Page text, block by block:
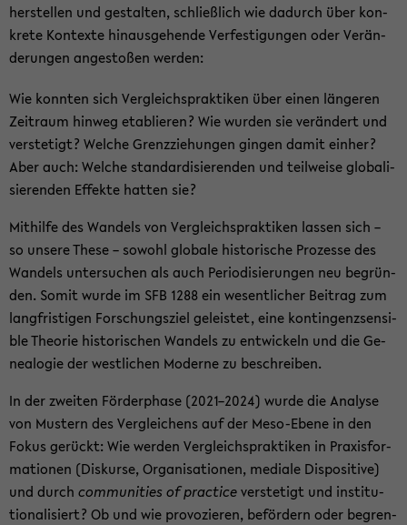
her­stel­len und ge­stal­ten, schließ­lich wie da­durch über kon­
kre­te Kon­tex­te hin­aus­ge­hen­de Ver­fes­ti­gun­gen oder Ver­än­
de­run­gen an­ge­sto­ßen wer­den:
Wie konn­ten sich Ver­gleichs­prak­ti­ken über einen län­ge­ren
Zeit­raum hin­weg eta­blie­ren? Wie wur­den sie ver­än­dert und
ver­ste­tigt? Wel­che Grenz­zie­hun­gen gin­gen damit ein­her?
Aber auch: Wel­che stan­dar­di­sie­ren­den und teil­wei­se glo­ba­li­
sie­ren­den Ef­fek­te hat­ten sie?
Mit­hil­fe des Wan­dels von Ver­gleichs­prak­ti­ken las­sen sich –
so un­se­re These – so­wohl glo­ba­le his­to­ri­sche Pro­zes­se des
Wan­dels un­ter­su­chen als auch Pe­ri­odi­sie­run­gen neu be­grün­
den. Somit wurde im SFB 1288 ein we­sent­li­cher Bei­trag zum
lang­fris­ti­gen For­schungs­ziel ge­leis­tet, eine kon­tin­genz­sen­si­
ble Theo­rie his­to­ri­schen Wan­dels zu ent­wi­ckeln und die Ge­
nea­lo­gie der west­li­chen Mo­der­ne zu be­schrei­ben.
In der zwei­ten För­der­pha­se (2021–2024) wurde die Ana­ly­se
von Mus­tern des Ver­glei­chens auf der Meso-​Ebene in den
Fokus ge­rückt: Wie wer­den Ver­gleichs­prak­ti­ken in Pra­xis­for­
ma­tio­nen (Dis­kur­se, Or­ga­ni­sa­tio­nen, me­dia­le Dis­po­si­ti­ve)
und durch com­mu­nities of prac­ti­cever­ste­tigt und in­sti­tu­
tio­na­li­siert? Ob und wie pro­vo­zie­ren, be­för­dern oder be­gren­